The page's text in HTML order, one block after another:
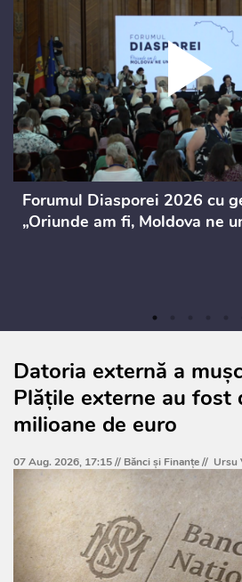
Forumul Diasporei 2026 cu
„Oriunde am fi, Moldova ne
Datoria externă a
Plățile externe au fost
milioane de euro
07 Aug. 2026, 17:15 // Bănci şi Finanţe// Ursu